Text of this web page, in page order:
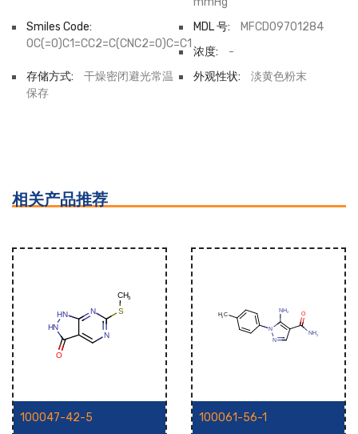
Smiles Code:
OC(=O)C1=CC2=C(CNC2=O)C=C1
MDL 号:
MFCD09701284
浓度:
-
存储方式:
干燥密闭避光常温
保存
外观性状: 淡黄色粉末
相关产品推荐
100047-42-5 100061-56-1